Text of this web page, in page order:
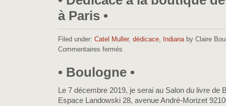
à Paris •
Filed under: Catel Muller, dédicace, Indianaby Claire
Commentaires fermés
à
boutique
de
• Boulogne •
Le 7 décembre 2019, je serai au Salon du livre de
Espace Landowski 28, avenue André-Morizet